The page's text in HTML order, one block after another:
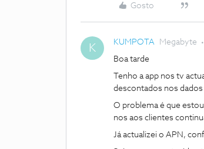
Gosto
K KUMPOTA Megabyte
Boa tarde
Tenho a app nos tv
descontados nos dados
O problema é que
nos aos clientes
Já actualizei o APN,